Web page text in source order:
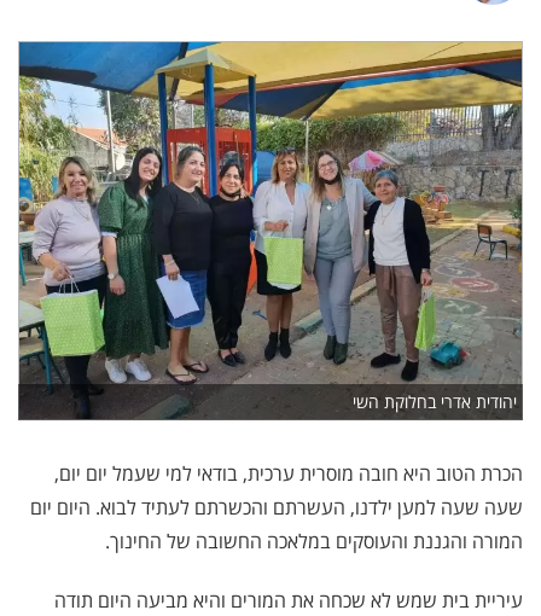
יהודית אדרי בחלוקת השי
הכרת הטוב היא חובה מוסרית ערכית, בודאי למי שעמל יום יום,
שעה שעה למען ילדנו, העשרתם והכשרתם לעתיד לבוא. היום יום
המורה והגננת והעוסקים במלאכה החשובה של החינוך.
עיריית בית שמש לא שכחה את המורים והיא מביעה היום תודה